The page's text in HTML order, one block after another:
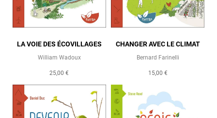
LA VOIE DES ÉCOVILLAGES
William Wadoux
25,00 €
CHANGER AVEC LE CLIMAT
Bernard Farinelli
15,00 €